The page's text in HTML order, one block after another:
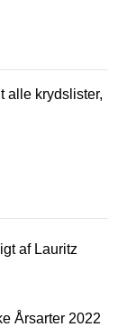
alle krydslister,
af Lauritz
Årsarter 2022